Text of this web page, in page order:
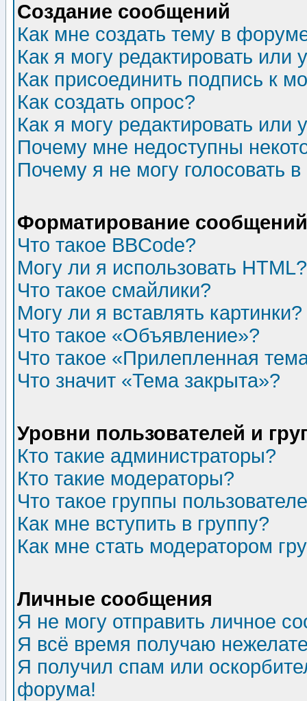
Создание сообщений
Как мне создать тему в
Как я могу редактировать или
Как присоединить подпись к
Как создать опрос?
Как я могу редактировать или
Почему мне недоступны
Почему я не могу голосовать
Форматирование
Что такое BBCode?
Могу ли я использовать HTML?
Что такое смайлики?
Могу ли я вставлять картинки?
Что такое «Объявление»?
Что такое «Прилепленная
Что значит «Тема закрыта»?
Уровни пользователей и
Кто такие администраторы?
Кто такие модераторы?
Что такое группы
Как мне вступить в группу?
Как мне стать модератором
Личные сообщения
Я не могу отправить личное
Я всё время получаю
Я получил спам или
форума!